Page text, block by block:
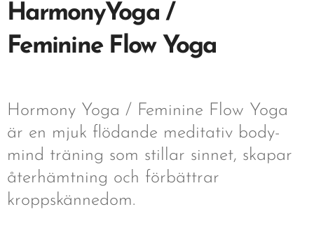
HarmonyYoga /
Feminine Flow Yoga
Hormony Yoga / Feminine Flow Yoga
är en mjuk flödande meditativ body-
mind träning som stillar sinnet, skapar
återhämtning och förbättrar
kroppskännedom.